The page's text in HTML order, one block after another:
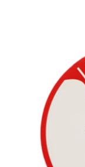
DÉTAILS